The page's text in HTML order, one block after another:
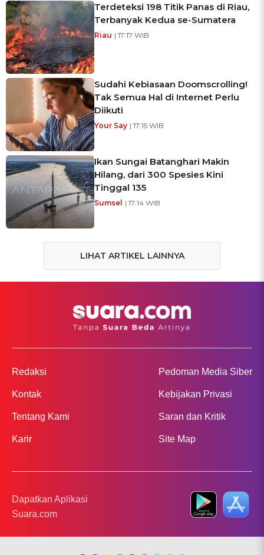
Terdeteksi 198 Titik Panas di Riau,
Terbanyak Kedua se-Sumatera
Riau | 17:17 WIB
Sudahi Kebiasaan Doomscrolling!
Tak Semua Hal di Internet Perlu
Diikuti
Your Say | 17:15 WIB
Ikan Sungai Batanghari Makin
Hilang, dari 300 Spesies Kini
Tinggal 135
Sumsel | 17:14 WIB
LIHAT ARTIKEL LAINNYA
Redaksi
Kontak
Tentang Kami
Karir
Pedoman Media Siber
Kebijakan Privasi
Saran dan Kritik
Site Map
Dapatkan Aplikasi
Suara.com